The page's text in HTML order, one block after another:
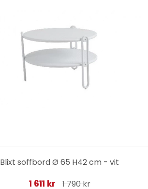
Blixt soffbord Ø 65 H42 cm - vit
1 611 kr 1 790 kr